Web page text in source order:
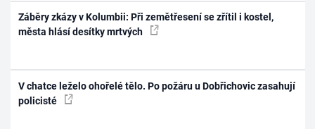
Záběry zkázy v Kolumbii: Při zemětřesení se zřítil i kostel,
města hlásí desítky mrtvých
V chatce leželo ohořelé tělo. Po požáru u Dobřichovic zasahují
policisté